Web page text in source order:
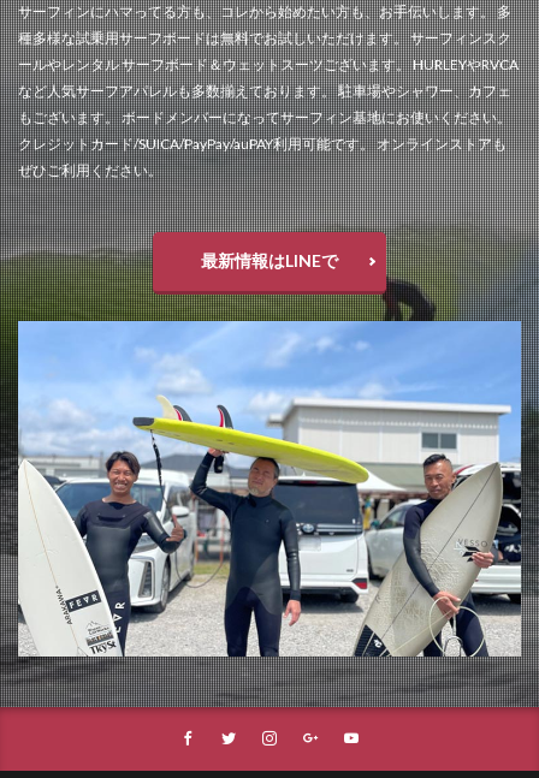
サーフィンにハマってる方も、コレから始めたい方も、お手伝いします。 多
種多様な試乗用サーフボードは無料でお試しいただけます。 サーフィンスク
ールやレンタル サーフボード＆ウェットスーツございます。 HURLEYやRVCA
など人気サーフアパレルも多数揃えております。 駐車場やシャワー、カフェ
もございます。 ボードメンバーになってサーフィン基地にお使いください。
クレジットカード/SUICA/PayPay/auPAY利用可能です。 オンラインストアも
ぜひご利用ください。
最新情報はLINEで